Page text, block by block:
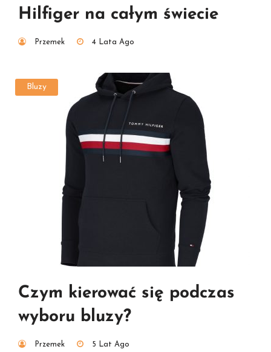
Hilfiger na całym świecie
Przemek 4 Lata Ago
Bluzy
Czym kierować się podczas
wyboru bluzy?
Przemek 5 Lat Ago